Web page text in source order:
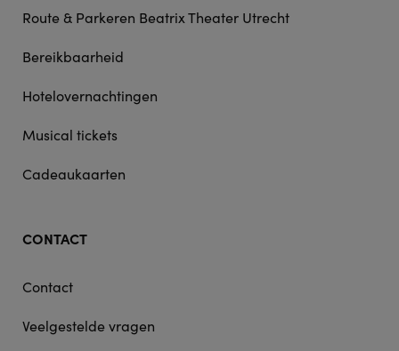
Route & Parkeren Beatrix Theater Utrecht
Bereikbaarheid
Hotelovernachtingen
Musical tickets
Cadeaukaarten
CONTACT
Contact
Veelgestelde vragen